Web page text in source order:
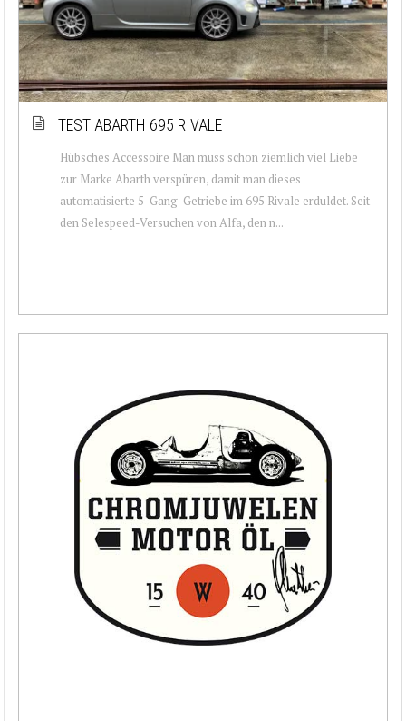
TEST ABARTH 695 RIVALE
Hübsches Accessoire Man muss schon ziemlich viel Liebe
zur Marke Abarth verspüren, damit man dieses
automatisierte 5-Gang-Getriebe im 695 Rivale erduldet. Seit
den Selespeed-Versuchen von Alfa, den n...